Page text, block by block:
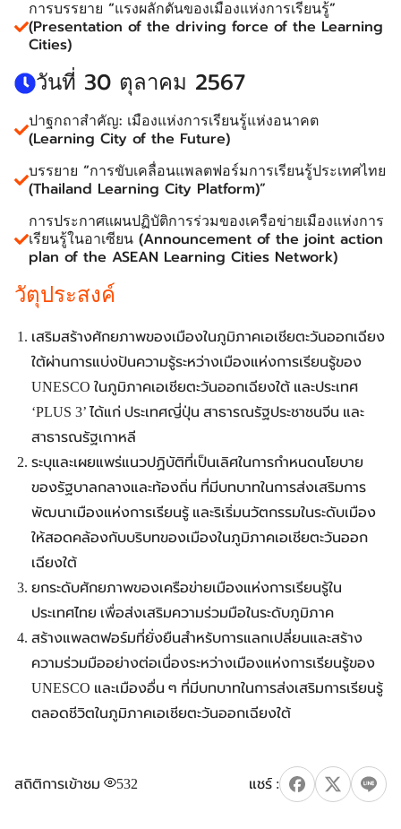
การบรรยาย “แรงผลักดันของเมืองแห่งการเรียนรู้”
(Presentation of the driving force of the Learning
Cities)
วันที่ 30 ตุลาคม 2567
ปาฐกถาสำคัญ: เมืองแห่งการเรียนรู้แห่งอนาคต
(Learning City of the Future)
บรรยาย “การขับเคลื่อนแพลตฟอร์มการเรียนรู้ประเทศไทย
(Thailand Learning City Platform)”
การประกาศแผนปฏิบัติการร่วมของเครือข่ายเมืองแห่งการ
เรียนรู้ในอาเซียน (Announcement of the joint action
plan of the ASEAN Learning Cities Network)
วัตุประสงค์
เสริมสร้างศักยภาพของเมืองในภูมิภาคเอเชียตะวันออกเฉียง
ใต้ผ่านการแบ่งปันความรู้ระหว่างเมืองแห่งการเรียนรู้ของ
UNESCO ในภูมิภาคเอเชียตะวันออกเฉียงใต้ และประเทศ
‘PLUS 3’ ได้แก่ ประเทศญี่ปุ่น สาธารณรัฐประชาชนจีน และ
สาธารณรัฐเกาหลี
ระบุและเผยแพร่แนวปฏิบัติที่เป็นเลิศในการกำหนดนโยบาย
ของรัฐบาลกลางและท้องถิ่น ที่มีบทบาทในการส่งเสริมการ
พัฒนาเมืองแห่งการเรียนรู้ และริเริ่มนวัตกรรมในระดับเมือง
ให้สอดคล้องกับบริบทของเมืองในภูมิภาคเอเชียตะวันออก
เฉียงใต้
ยกระดับศักยภาพของเครือข่ายเมืองแห่งการเรียนรู้ใน
ประเทศไทย เพื่อส่งเสริมความร่วมมือในระดับภูมิภาค
สร้างแพลตฟอร์มที่ยั่งยืนสำหรับการแลกเปลี่ยนและสร้าง
ความร่วมมืออย่างต่อเนื่องระหว่างเมืองแห่งการเรียนรู้ของ
UNESCO และเมืองอื่น ๆ ที่มีบทบาทในการส่งเสริมการเรียนรู้
ตลอดชีวิตในภูมิภาคเอเชียตะวันออกเฉียงใต้
สถิติการเข้าชม 532